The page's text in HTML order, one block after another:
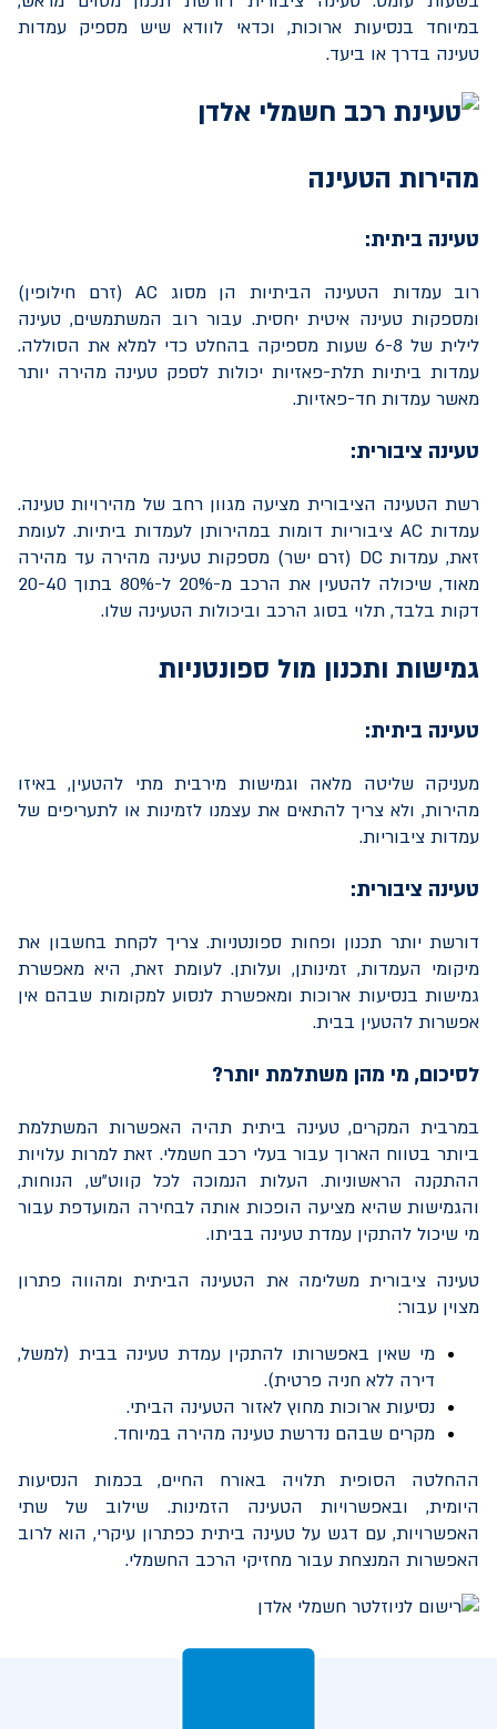
במיוחד בנסיעות ארוכות, וכדאי לוודא שיש מספיק עמדות
טעינה בדרך או ביעד.
מהירות הטעינה
טעינה ביתית:
רוב עמדות הטעינה הביתיות הן מסוג AC (זרם חילופין)
ומספקות טעינה איטית יחסית. עבור רוב המשתמשים, טעינה
לילית של 6-8 שעות מספיקה בהחלט כדי למלא את הסוללה.
עמדות ביתיות תלת-פאזיות יכולות לספק טעינה מהירה יותר
מאשר עמדות חד-פאזיות.
טעינה ציבורית:
רשת הטעינה הציבורית מציעה מגוון רחב של מהירויות טעינה.
עמדות AC ציבוריות דומות במהירותן לעמדות ביתיות. לעומת
זאת, עמדות DC (זרם ישר) מספקות טעינה מהירה עד מהירה
מאוד, שיכולה להטעין את הרכב מ-20% ל-80% בתוך 20-40
דקות בלבד, תלוי בסוג הרכב וביכולות הטעינה שלו.
גמישות ותכנון מול ספונטניות
טעינה ביתית:
מעניקה שליטה מלאה וגמישות מירבית מתי להטעין, באיזו
מהירות, ולא צריך להתאים את עצמנו לזמינות או לתעריפים של
עמדות ציבוריות.
טעינה ציבורית:
דורשת יותר תכנון ופחות ספונטניות. צריך לקחת בחשבון את
מיקומי העמדות, זמינותן, ועלותן. לעומת זאת, היא מאפשרת
גמישות בנסיעות ארוכות ומאפשרת לנסוע למקומות שבהם אין
אפשרות להטעין בבית.
לסיכום, מי מהן משתלמת יותר?
במרבית המקרים, טעינה ביתית תהיה האפשרות המשתלמת
ביותר בטווח הארוך עבור בעלי רכב חשמלי. זאת למרות עלויות
ההתקנה הראשוניות. העלות הנמוכה לכל קווט"ש, הנוחות,
והגמישות שהיא מציעה הופכות אותה לבחירה המועדפת עבור
מי שיכול להתקין עמדת טעינה בביתו.
טעינה ציבורית משלימה את הטעינה הביתית ומהווה פתרון
מצוין עבור:
מי שאין באפשרותו להתקין עמדת טעינה בבית (למשל,
דירה ללא חניה פרטית).
נסיעות ארוכות מחוץ לאזור הטעינה הביתי.
מקרים שבהם נדרשת טעינה מהירה במיוחד.
ההחלטה הסופית תלויה באורח החיים, בכמות הנסיעות
היומית, ובאפשרויות הטעינה הזמינות. שילוב של שתי
האפשרויות, עם דגש על טעינה ביתית כפתרון עיקרי, הוא לרוב
האפשרות המנצחת עבור מחזיקי הרכב החשמלי.